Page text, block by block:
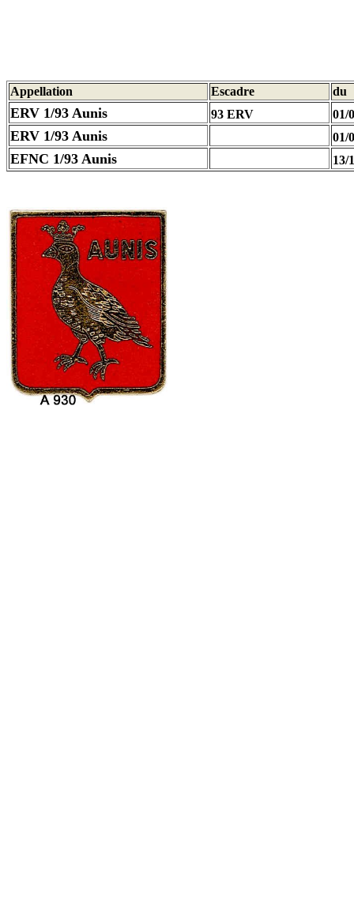
Appellation Escadre du
ERV 1/93 Aunis 93 ERV 01/
ERV 1/93 Aunis 01/
EFNC 1/93 Aunis 13/